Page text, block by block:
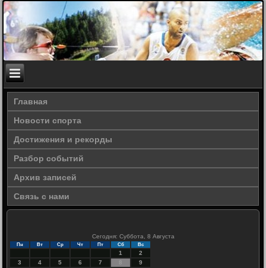
Главная
Новости спорта
Достижения и рекорды
Разбор событий
Архив записей
Связь с нами
Сегодня: Суббота, 8 Августа
Пн Вт Ср Чт Пт Сб Вс
1
2
3
4 5 6 7 8
9